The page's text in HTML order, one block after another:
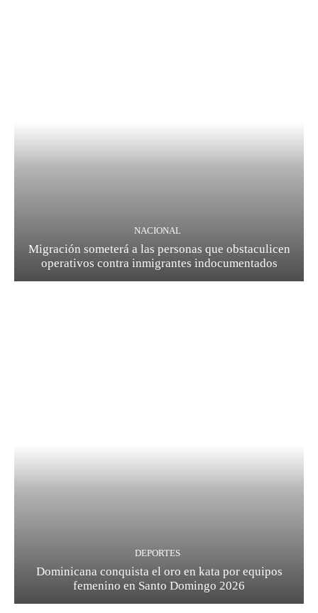
NACIONAL
Migración someterá a las personas que obstaculicen
operativos contra inmigrantes indocumentados
DEPORTES
Dominicana conquista el oro en kata por equipos
femenino en Santo Domingo 2026